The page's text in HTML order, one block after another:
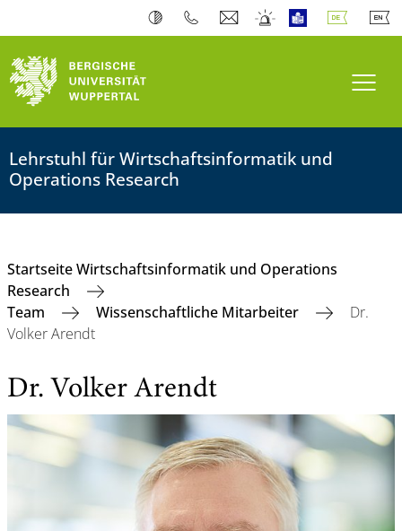
Lehrstuhl für Wirtschaftsinformatik und
Operations Research
Startseite Wirtschaftsinformatik und Operations
Research
Team
Wissenschaftliche Mitarbeiter
Dr.
Volker Arendt
Dr. Volker Arendt